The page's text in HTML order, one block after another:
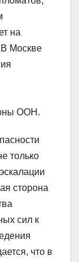
на
В Москве
ООН.
только
сторона
сил к
что в